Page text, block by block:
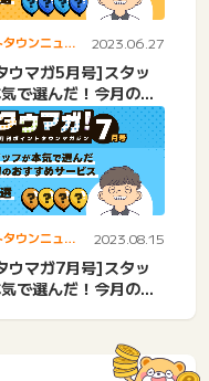
ウンニュー
2023.06.27
ウマガ5月号]スタッ
で選んだ！今月のオ
ービス4選！
ウンニュー
2023.08.15
ウマガ7月号]スタッ
で選んだ！今月のオ